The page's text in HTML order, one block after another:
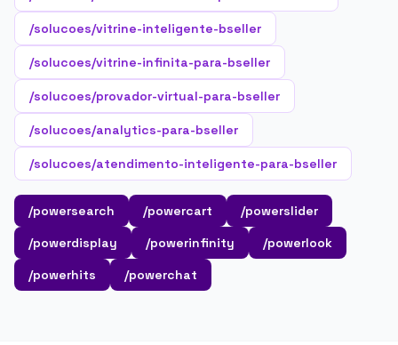
/solucoes/vitrine-inteligente-bseller
/solucoes/vitrine-infinita-para-bseller
/solucoes/provador-virtual-para-bseller
/solucoes/analytics-para-bseller
/solucoes/atendimento-inteligente-para-bseller
/powersearch /powercart
/powerslider
/powerdisplay
/powerinfinity
/powerlook
/powerhits
/powerchat